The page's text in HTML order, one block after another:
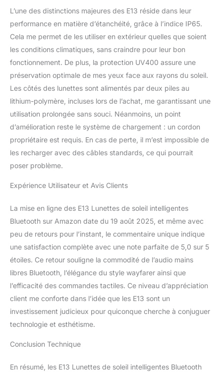
intelligent
L’une des distinctions majeures des E13 réside dans leur
performance en matière d’étanchéité, grâce à l’indice IP65.
Cela me permet de les utiliser en extérieur quelles que soient
les conditions climatiques, sans craindre pour leur bon
fonctionnement. De plus, la protection UV400 assure une
préservation optimale de mes yeux face aux rayons du soleil.
Les côtés des lunettes sont alimentés par deux piles au
lithium-polymère, incluses lors de l’achat, me garantissant une
utilisation prolongée sans souci. Néanmoins, un point
d’amélioration reste le système de chargement : un cordon
propriétaire est requis. En cas de perte, il m’est impossible de
les recharger avec des câbles standards, ce qui pourrait
poser problème.
Expérience Utilisateur et Avis Clients
La mise en ligne des E13 Lunettes de soleil intelligentes
Bluetooth sur Amazon date du 19 août 2025, et même avec
peu de retours pour l’instant, le commentaire unique indique
une satisfaction complète avec une note parfaite de 5,0 sur 5
étoiles. Ce retour souligne la commodité de l’audio mains
libres Bluetooth, l’élégance du style wayfarer ainsi que
l’efficacité des commandes tactiles. Ce niveau d’appréciation
client me conforte dans l’idée que les E13 sont un
investissement judicieux pour quiconque cherche à conjuguer
technologie et esthétisme.
Conclusion Technique
En résumé, les E13 Lunettes de soleil intelligentes Bluetooth